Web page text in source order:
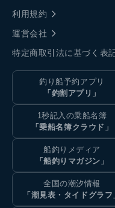
利用規約
運営会社
特定商取引法に基づく表
釣り船予約アプリ
「釣割アプリ」
1秒記入の乗船名簿
「乗船名簿クラウド」
船釣りメディア
「船釣りマガジン」
全国の潮汐情報
「潮見表・タイドグラフ